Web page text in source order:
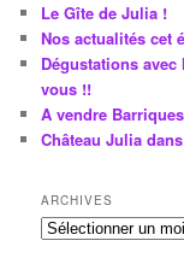
Le Gîte de Julia !
Nos actualités cet
Dégustations
vous !!
A vendre
Château Julia
ARCHIVES
A